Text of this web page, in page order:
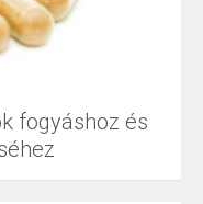
fogyáshoz és